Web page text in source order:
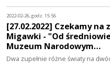
2022-02-26, godz. 15:56
[27.02.2022] Czekamy na
Migawki - "Od
Muzeum Narodowym…
Dwa zupełnie różne światy na